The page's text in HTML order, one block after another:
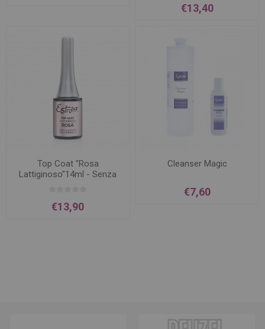
€13,40
Top Coat ''Rosa
Lattiginoso''14ml - Senza
€13,90
Cleanser Magic
€7,60